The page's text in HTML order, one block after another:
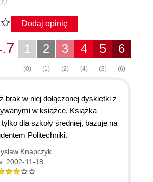
Dodaj opinię
6
(6)
5
(3)
4
(4)
3
(2)
2
(1)
1
(0)
brak w niej dołączonej dyskietki z
w książce. Książka
dla szkoły średniej, bazuje na
Politechniki.
Knapczyk
2002-11-18